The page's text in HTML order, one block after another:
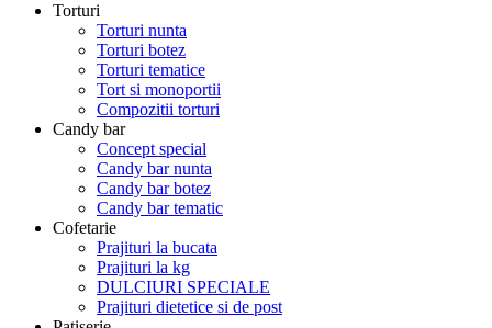
Torturi
Torturi nunta
Torturi botez
Torturi tematice
Tort si monoportii
Compozitii torturi
Candy bar
Concept special
Candy bar nunta
Candy bar botez
Candy bar tematic
Cofetarie
Prajituri la bucata
Prajituri la kg
DULCIURI SPECIALE
Prajituri dietetice si de post